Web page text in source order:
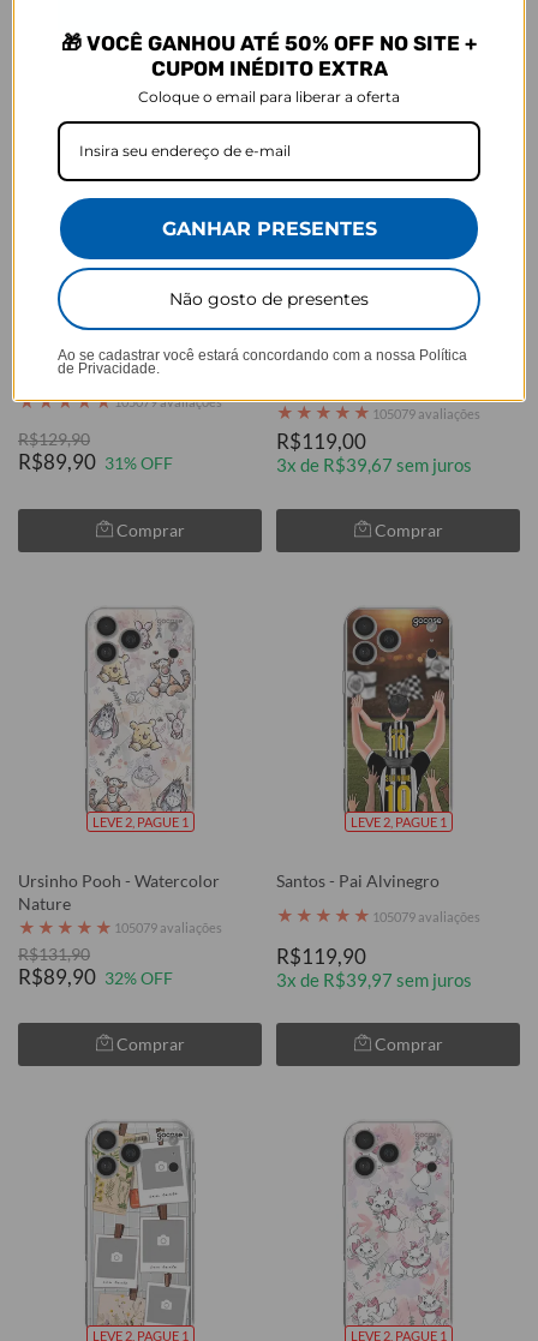
LEVE 2, PAGUE 1
Safari Glam
★★★★★105079 avaliações
R$129,90
R$89,90 31% OFF
Comprar
LEVE 2, PAGUE 1
Botafogo - Pai e Filho(a)
★ ★ ★ ★ ★ 105079 avaliações
R$119,00
3x de R$39,67 sem juros
Comprar
LEVE 2, PAGUE 1
Ursinho Pooh - Watercolor
Nature
★ ★ ★ ★ ★ 105079 avaliações
R$131,90
R$89,90 32% OFF
Comprar
LEVE 2, PAGUE 1
Santos - Pai Alvinegro
★ ★ ★ ★ ★ 105079 avaliações
R$119,90
3x de R$39,97 sem juros
Comprar
LEVE 2, PAGUE 1 LEVE 2, PAGUE 1
🎁 VOCÊ GANHOU ATÉ 50% OFF NO SITE +
CUPOM INÉDITO EXTRA
Coloque o email para liberar a oferta
GANHAR PRESENTES
Não gosto de presentes
Ao se cadastrar você estará concordando com a nossa Política
de Privacidade.